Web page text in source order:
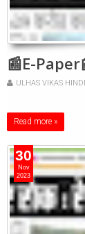
📰E-
ULHAS VIKAS
Read more »
30
Nov
2023